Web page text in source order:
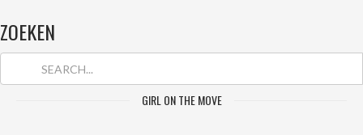
ZOEKEN
GIRL ON THE MOVE